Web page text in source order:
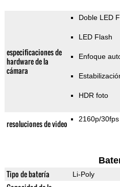
especificaciones de
hardware de la
cámara
Doble LED
LED Flash
Enfoque
HDR foto
resoluciones de video 2160p/30fps
Tipo de batería Li-Poly